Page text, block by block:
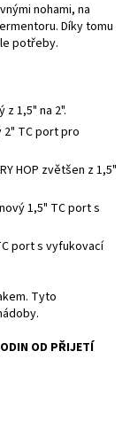
nohami, na
Díky tomu
potřeby.
1,5" na 2".
TC port pro
HOP zvětšen z 1,5"
1,5" TC port s
port s vyfukovací
Tyto
OD PŘIJETÍ